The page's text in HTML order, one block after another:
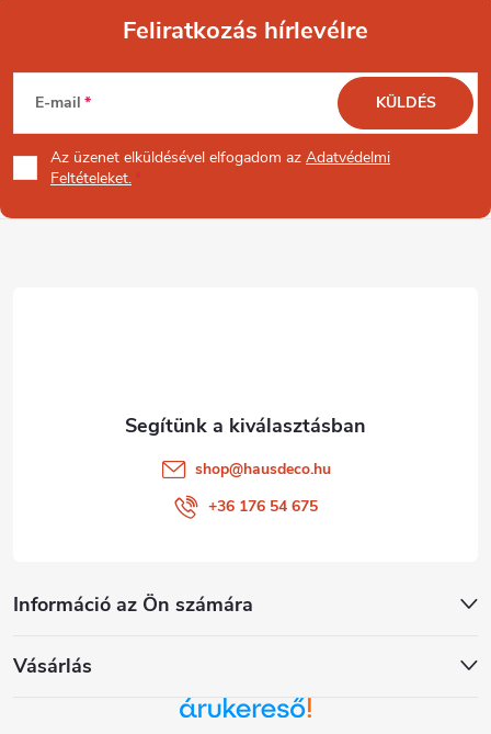
L
á
b
Feliratkozás hírlevélre
E-mail
Az üzenet elküldésével elfogadom az Adatvédelmi
Feltételeket.
KÜLDÉS
Információ az Ön számára
Vásárlás
shop@hausdeco.hu
+36 176 54 675